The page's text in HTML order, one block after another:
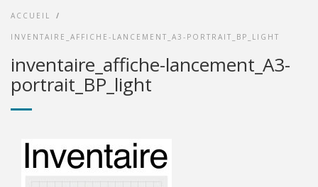
ACCUEIL /
INVENTAIRE_AFFICHE-LANCEMENT_A3-PORTRAIT_BP_LIGHT
inventaire_affiche-lancement_A3-
portrait_BP_light